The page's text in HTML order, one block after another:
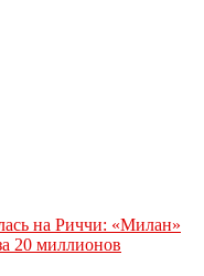
на Риччи: «Милан»
20 миллионов